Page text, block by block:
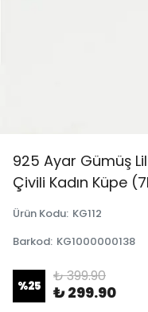
925 Ayar Gümüş
Çivili Kadın Küpe
Ürün Kodu: KG112
Barkod: KG1000000138
%25
₺ 399.90
₺ 299.90